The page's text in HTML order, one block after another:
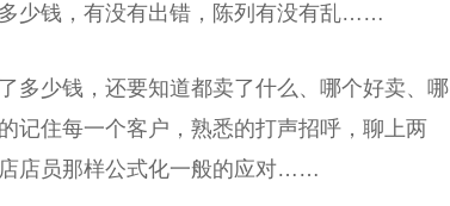
少钱，有没有出错，陈列有没有乱……
多少钱，还要知道都卖了什么、哪个好卖、哪
记住每一个客户，熟悉的打声招呼，聊上两
店员那样公式化一般的应对……